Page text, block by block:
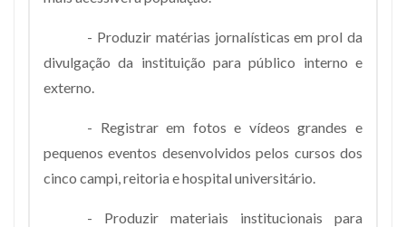
- Produzir matérias jornalísticas em prol da
divulgação da instituição para público interno e
externo.
- Registrar em fotos e vídeos grandes e
pequenos eventos desenvolvidos pelos cursos dos
cinco campi, reitoria e hospital universitário.
- Produzir materiais institucionais para